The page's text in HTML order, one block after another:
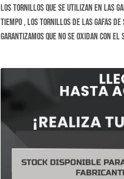
Los tornillos que se utilizan en las
tiempo , los tornillos de las gafas
Garantizamos que no se oxidan con el